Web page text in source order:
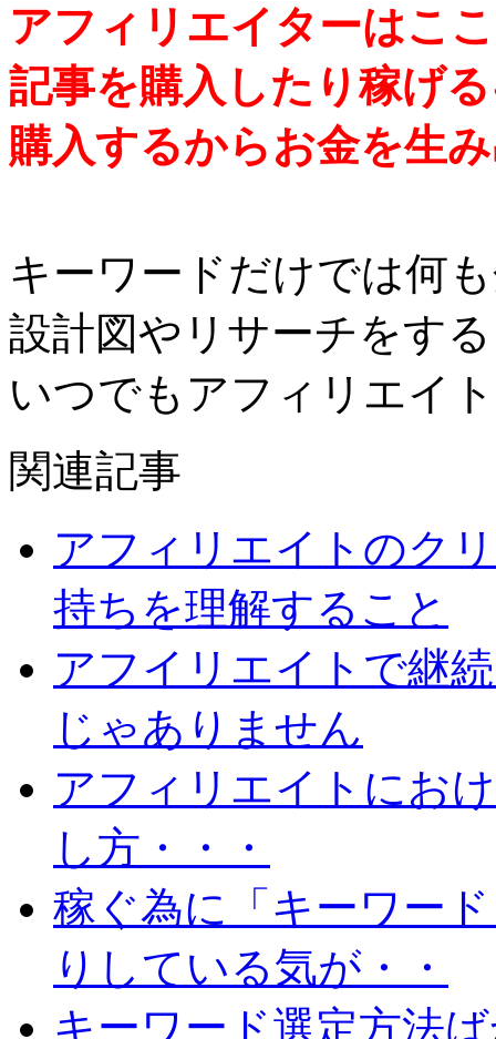
アフィリエイターはこ
記事を購入したり稼げ
購入するからお金を生
キーワードだけでは何
設計図やリサーチをす
いつでもアフィリエイ
関連記事
アフィリエイトのク
持ちを理解すること
アフイリエイトで継
じゃありません
アフィリエイトにお
し方・・・
稼ぐ為に「キーワー
りしている気が・・
キーワード選定方法